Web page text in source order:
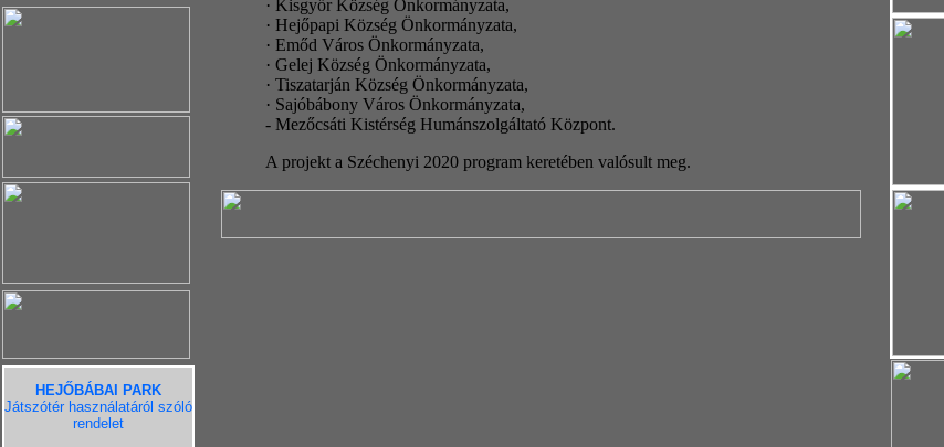
HEJŐBÁBAI PARK
Játszótér használatáról szóló
rendelet
· Kisgyőr Község Önkormányzata,
· Hejőpapi Község Önkormányzata,
· Emőd Város Önkormányzata,
· Gelej Község Önkormányzata,
· Tiszatarján Község Önkormányzata,
· Sajóbábony Város Önkormányzata,
- Mezőcsáti Kistérség Humánszolgáltató Központ.
A projekt a Széchenyi 2020 program keretében valósult meg.